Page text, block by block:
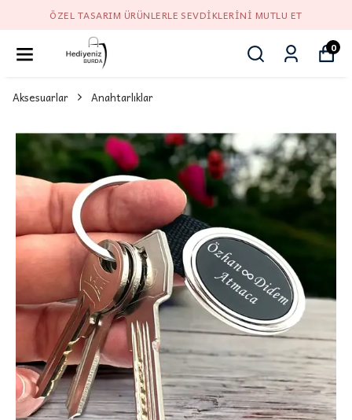
ÖZEL TASARIM ÜRÜNLERLE SEVDIKLERINI MUTLU ET
0
Aksesuarlar Anahtarlıklar